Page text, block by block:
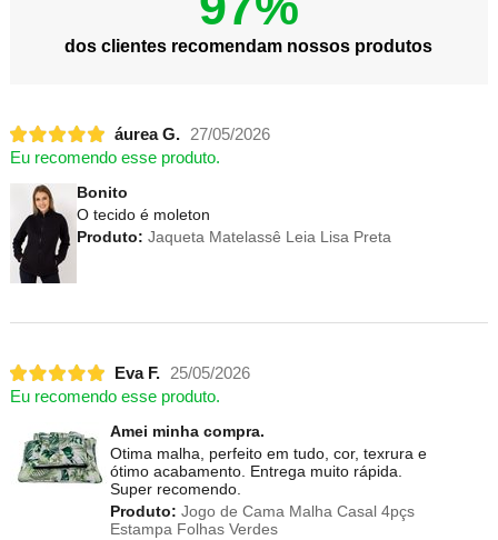
dos clientes recomendam nossos produtos
áurea G.
27/05/2026
Eu recomendo esse produto.
Bonito
O tecido é moleton
Produto: Jaqueta Matelassê Leia Lisa Preta
Eva F.
25/05/2026
Eu recomendo esse produto.
Amei minha compra.
Otima malha, perfeito em tudo, cor, texrura e
ótimo acabamento. Entrega muito rápida.
Super recomendo.
Produto: Jogo de Cama Malha Casal 4pçs
Estampa Folhas Verdes